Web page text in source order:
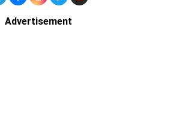
Advertisement